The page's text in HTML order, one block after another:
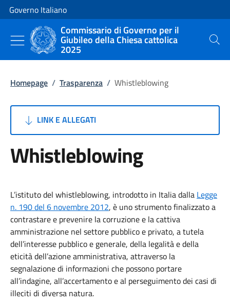
Vai al contenuto
Vai alla navigazione del sito
Governo Italiano
Commissario di Governo per il
Giubileo della Chiesa cattolica
2025 Cerca
Homepage / Trasparenza / Whistleblowing
LINK E ALLEGATI
Whistleblowing
L’istituto del whistleblowing, introdotto in Italia dalla Legge
n. 190 del 6 novembre 2012, è uno strumento finalizzato a
contrastare e prevenire la corruzione e la cattiva
amministrazione nel settore pubblico e privato, a tutela
dell’interesse pubblico e generale, della legalità e della
eticità dell’azione amministrativa, attraverso la
segnalazione di informazioni che possono portare
all’indagine, all’accertamento e al perseguimento dei casi di
illeciti di diversa natura.